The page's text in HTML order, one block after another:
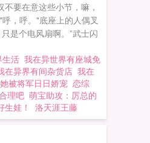
要在意这些小节，嘛，
，呼。"底座上的人偶叉
是个电风扇啊。”武士闪
生活 我在异世界有座城免
在异界有间杂货店 我在
被将军日日娇宠 恋综
理吧 萌宝助攻：厉总的
娃！ 洛天涯王藤